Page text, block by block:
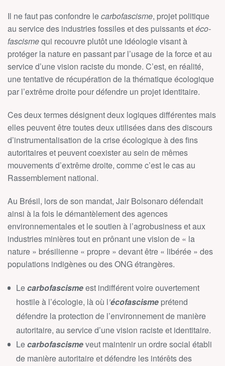
Il ne faut pas confondre lecarbofascisme, projet politique
au service des industries fossiles et des puissants etéco-
fascismequi recouvre plutôt une idéologie visant à
protéger la nature en passant par l’usage de la force et au
service d’une vision raciste du monde. C’est, en réalité,
une tentative de récupération de la thématique écologique
par l’extrême droite pour défendre un projet identitaire.
Ces deux termes désignent deux logiques différentes mais
elles peuvent être toutes deux utilisées dans des discours
d’instrumentalisation de la crise écologique à des fins
autoritaires et peuvent coexister au sein de mêmes
mouvements d’extrême droite, comme c’est le cas au
Rassemblement national.
Au Brésil, lors de son mandat, Jair Bolsonaro défendait
ainsi à la fois le démantèlement des agences
environnementales et le soutien à l’agrobusiness et aux
industries minières tout en prônant une vision de « la
nature » brésilienne « propre » devant être « libérée » des
populations indigènes ou des ONG étrangères.
Lecarbofascismeest indifférent voire ouvertement
hostile à l’écologie, là où l’écofascisme prétend
défendre la protection de l’environnement de manière
autoritaire, au service d’une vision raciste et identitaire.
Lecarbofascismeveut maintenir un ordre social établi
de manière autoritaire et défendre les intérêts des